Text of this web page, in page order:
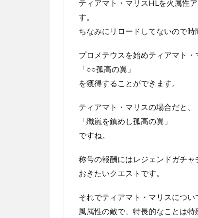
ティアマト・マリスHLを火属性
す。
ちなみにリロードしてないので時
プロメテウスを始めティアマト
「○○孤高の翼」
を獲得することができます。
ティアマト・マリスの場合だと、
「殲嵐を鎮めし孤高の翼」
ですね。
称号の報酬にはレジェンドガチ
おきたいクエストです。
それでティアマト・マリスについ
風属性の敵で、特長的なことは